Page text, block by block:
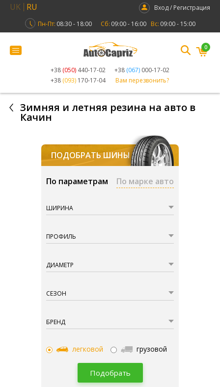
UK RU
Вход / Регистрация
Пн-Пт: 08:30 - 18:00 Сб: 09:00 - 16:00 Вс: 09:00 - 15:00
+38 (050) 440-17-02 +38 (067) 000-17-02
+38 (093) 170-17-04 Вам перезвонить?
0
Зимняя и летняя резина на авто в
Качин
ПОДОБРАТЬ ШИНЫ
По параметрам По марке авто
ШИРИНА
ПРОФИЛЬ
ДИАМЕТР
СЕЗОН
БРЕНД
легковой грузовой
Подобрать